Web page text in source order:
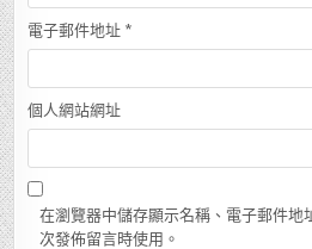
電子郵件地址 *
個人網站網址
在瀏覽器中儲存顯示名稱、電子郵件地
次發佈留言時使用。